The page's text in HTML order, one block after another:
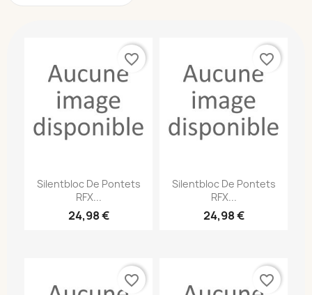
Silentbloc De Pontets
RFX...
24,98 €
favorite_border
Silentbloc De Pontets
RFX...
24,98 €
favorite_border
favorite_border favorite_border